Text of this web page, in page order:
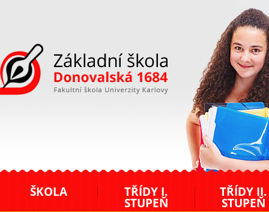
ZŠ Donovalská
ŠKOLA TŘÍDY I.
STUPEŇ
TŘÍDY II.
STUPEŇ